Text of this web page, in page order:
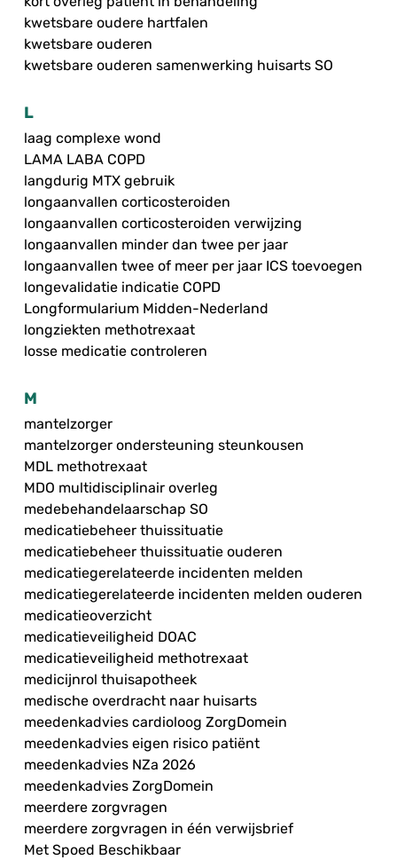
kwetsbare oudere hartfalen
kwetsbare ouderen
kwetsbare ouderen samenwerking huisarts SO
L
laag complexe wond
LAMA LABA COPD
langdurig MTX gebruik
longaanvallen corticosteroiden
longaanvallen corticosteroiden verwijzing
longaanvallen minder dan twee per jaar
longaanvallen twee of meer per jaar ICS toevoegen
longevalidatie indicatie COPD
Longformularium Midden-Nederland
longziekten methotrexaat
losse medicatie controleren
M
mantelzorger
mantelzorger ondersteuning steunkousen
MDL methotrexaat
MDO multidisciplinair overleg
medebehandelaarschap SO
medicatiebeheer thuissituatie
medicatiebeheer thuissituatie ouderen
medicatiegerelateerde incidenten melden
medicatiegerelateerde incidenten melden ouderen
medicatieoverzicht
medicatieveiligheid DOAC
medicatieveiligheid methotrexaat
medicijnrol thuisapotheek
medische overdracht naar huisarts
meedenkadvies cardioloog ZorgDomein
meedenkadvies eigen risico patiënt
meedenkadvies NZa 2026
meedenkadvies ZorgDomein
meerdere zorgvragen
meerdere zorgvragen in één verwijsbrief
Met Spoed Beschikbaar